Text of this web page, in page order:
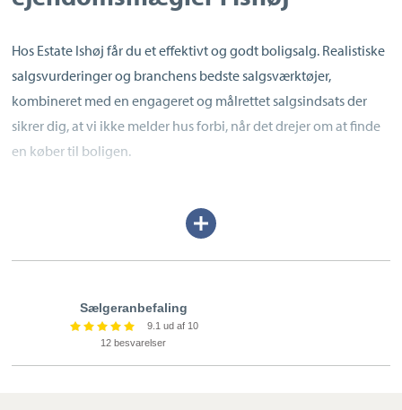
Hos Estate Ishøj får du et effektivt og godt boligsalg. Realistiske
salgsvurderinger og branchens bedste salgsværktøjer,
kombineret med en engageret og målrettet salgsindsats der
sikrer dig, at vi ikke melder hus forbi, når det drejer om at finde
en køber til boligen.
Under navnet, Estate mæglerne Ishøj, gemmer der sig mange
års erfaring med alle former for boligsalg, herunder
indenfor boligsalg.
Udvid/skjul
Sælgeranbefaling
9.1 ud af 10
12 besvarelser